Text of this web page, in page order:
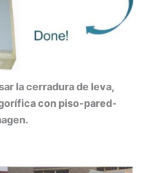
la cerradura de leva,
con piso-pared-